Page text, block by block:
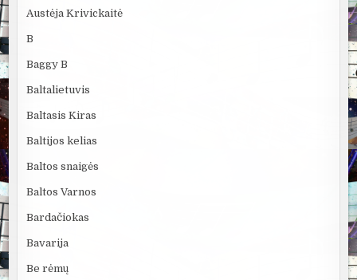
Austėja Krivickaitė
B
Baggy B
Baltalietuvis
Baltasis Kiras
Baltijos kelias
Baltos snaigės
Baltos Varnos
Bardačiokas
Bavarija
Be rėmų